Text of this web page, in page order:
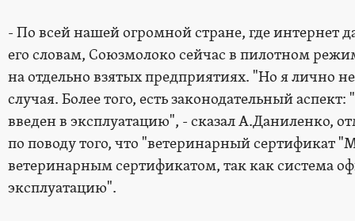
- По всей нашей огромной стране, где интернет
его словам, Союзмолоко сейчас в пилотном
на отдельно взятых предприятиях. "Но я лично
случая. Более того, есть законодательный
введен в эксплуатацию", - сказал А.Даниленко,
по поводу того, что "ветеринарный сертификат
ветеринарным сертификатом, так как система
эксплуатацию".